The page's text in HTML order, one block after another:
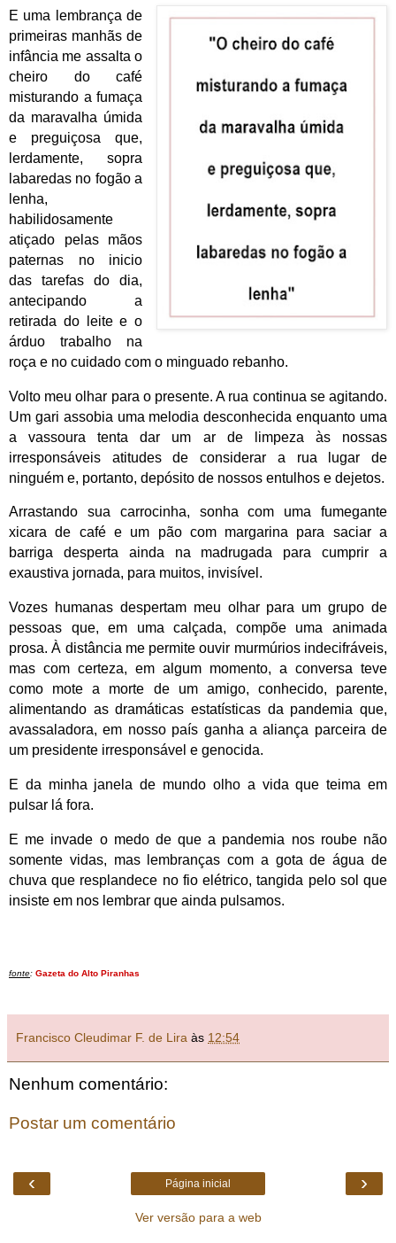
E uma lembrança de
primeiras manhãs de
infância me assalta o
cheiro do café
misturando a fumaça
da maravalha úmida
e preguiçosa que,
lerdamente, sopra
labaredas no fogão a
lenha,
habilidosamente
atiçado pelas mãos
paternas no inicio
das tarefas do dia,
antecipando a
retirada do leite e o
árduo trabalho na
roça e no cuidado com o minguado rebanho.
Volto meu olhar para o presente. A rua continua se agitando.
Um gari assobia uma melodia desconhecida enquanto uma
a vassoura tenta dar um ar de limpeza às nossas
irresponsáveis atitudes de considerar a rua lugar de
ninguém e, portanto, depósito de nossos entulhos e dejetos.
Arrastando sua carrocinha, sonha com uma fumegante
xicara de café e um pão com margarina para saciar a
barriga desperta ainda na madrugada para cumprir a
exaustiva jornada, para muitos, invisível.
Vozes humanas despertam meu olhar para um grupo de
pessoas que, em uma calçada, compõe uma animada
prosa. À distância me permite ouvir murmúrios indecifráveis,
mas com certeza, em algum momento, a conversa teve
como mote a morte de um amigo, conhecido, parente,
alimentando as dramáticas estatísticas da pandemia que,
avassaladora, em nosso país ganha a aliança parceira de
um presidente irresponsável e genocida.
E da minha janela de mundo olho a vida que teima em
pulsar lá fora.
E me invade o medo de que a pandemia nos roube não
somente vidas, mas lembranças com a gota de água de
chuva que resplandece no fio elétrico, tangida pelo sol que
insiste em nos lembrar que ainda pulsamos.
fonte: Gazeta do Alto Piranhas
Francisco Cleudimar F. de Lira às 12:54
Nenhum comentário:
Postar um comentário
‹ ›
Página inicial
Ver versão para a web